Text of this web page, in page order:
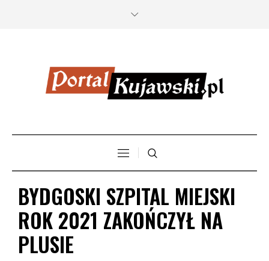
BYDGOSKI SZPITAL MIEJSKI
ROK 2021 ZAKOŃCZYŁ NA
PLUSIE